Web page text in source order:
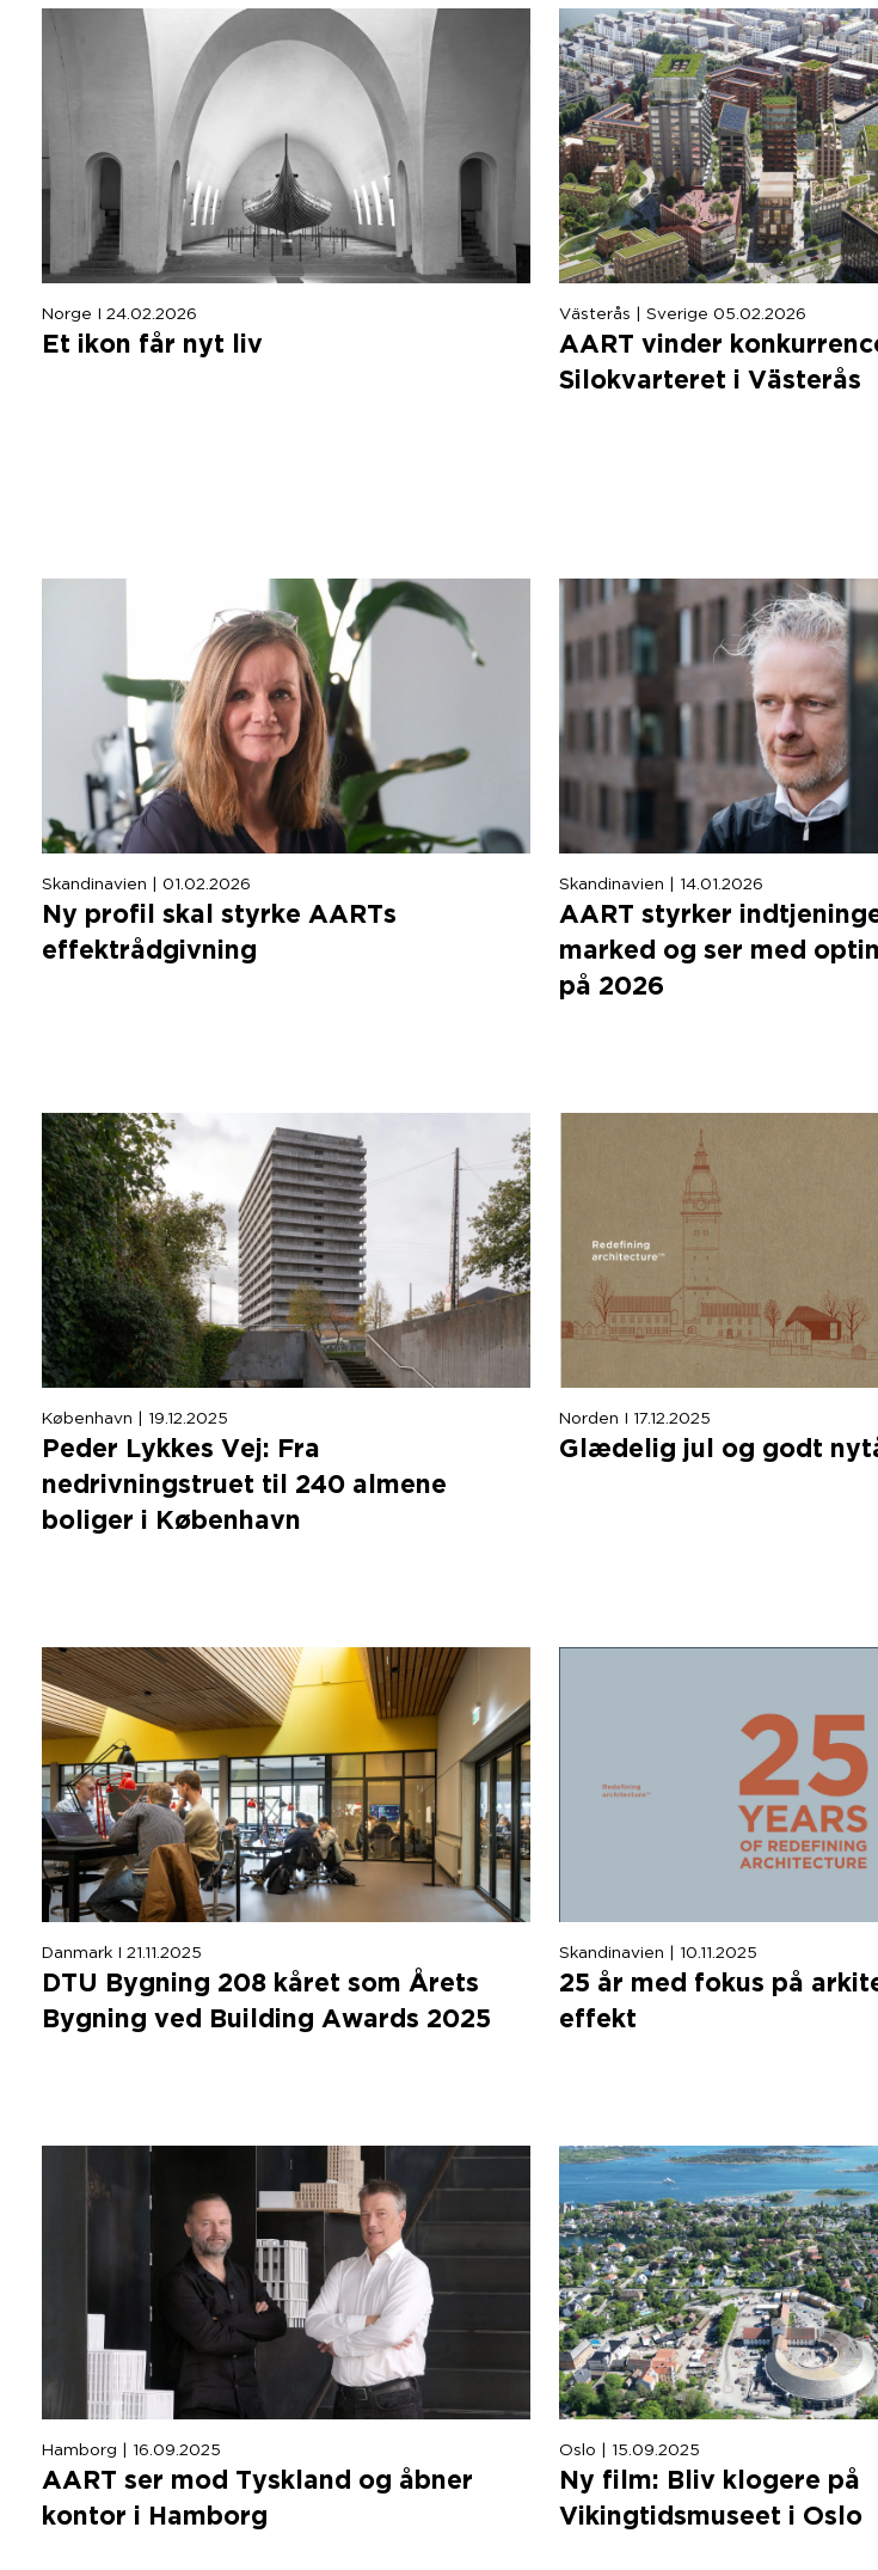
Norge I 24.02.2026
Et ikon får nyt liv
Västerås | Sverige 05.02.2026
AART vinder
Silokvarteret i Västerås
Skandinavien | 01.02.2026
Ny profil skal styrke AARTs
effektrådgivning
Skandinavien | 14.01.2026
AART styrker
marked og ser med
på 2026
København | 19.12.2025
Peder Lykkes Vej: Fra
nedrivningstruet til 240 almene
boliger i København
Norden I 17.12.2025
Glædelig jul og godt
Danmark I 21.11.2025
DTU Bygning 208 kåret som Årets
Bygning ved Building Awards 2025
Skandinavien | 10.11.2025
25 år med fokus på
effekt
Hamborg | 16.09.2025
AART
ser mod Tyskland og åbner
kontor i Hamborg
Oslo | 15.09.2025
Ny film: Bliv klogere på
Vikingtidsmuseet i Oslo